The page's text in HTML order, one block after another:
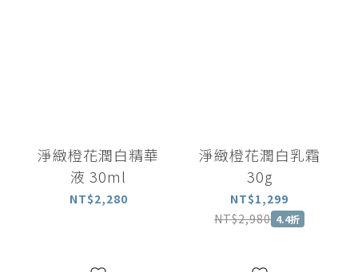
淨緻橙花潤白精華
液 30ml
NT$2,280
淨緻橙花潤白乳霜
30g
NT$1,299
NT$2,980 4.4折